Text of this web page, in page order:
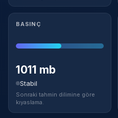
BASINÇ
1011 mb
Stabil
Sonraki tahmin dilimine göre
kıyaslama.